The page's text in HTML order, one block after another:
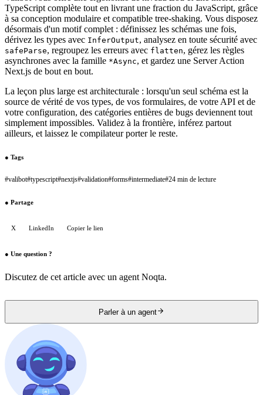
TypeScript complète tout en livrant une fraction du JavaScript, grâce
à sa conception modulaire et compatible tree-shaking. Vous disposez
désormais d'un motif complet : définissez les schémas une fois,
dérivez les types avec InferOutput, analysez en toute sécurité avec
safeParse, regroupez les erreurs avec flatten, gérez les règles
asynchrones avec la famille *Async, et gardez une Server Action
Next.js de bout en bout.
La leçon plus large est architecturale : lorsqu'un seul schéma est la
source de vérité de vos types, de vos formulaires, de votre API et de
votre configuration, des catégories entières de bugs deviennent tout
simplement impossibles. Validez à la frontière, inférez partout
ailleurs, et laissez le compilateur porter le reste.
● Tags
#valibot#typescript#nextjs#validation#forms#intermediate#24 min de lecture
● Partage
X LinkedIn Copier le lien
● Une question ?
Discutez de cet article avec un agent Noqta.
Parler à un agent